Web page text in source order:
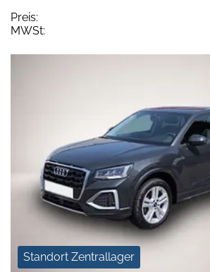
Preis:
MWSt:
Standort Zentrallager